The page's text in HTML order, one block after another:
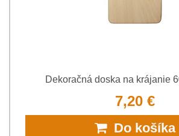
Dekoračná doska na krájanie
7,20 €
Do košíka